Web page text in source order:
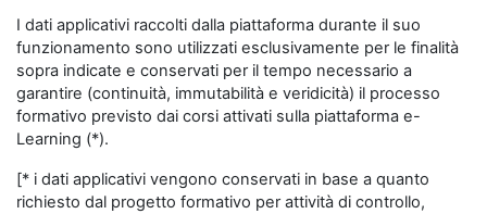
I dati applicativi raccolti dalla piattaforma durante il suo
funzionamento sono utilizzati esclusivamente per le finalità
sopra indicate e conservati per il tempo necessario a
garantire (continuità, immutabilità e veridicità) il processo
formativo previsto dai corsi attivati sulla piattaforma e-
Learning (*).
[* i dati applicativi vengono conservati in base a quanto
richiesto dal progetto formativo per attività di controllo,